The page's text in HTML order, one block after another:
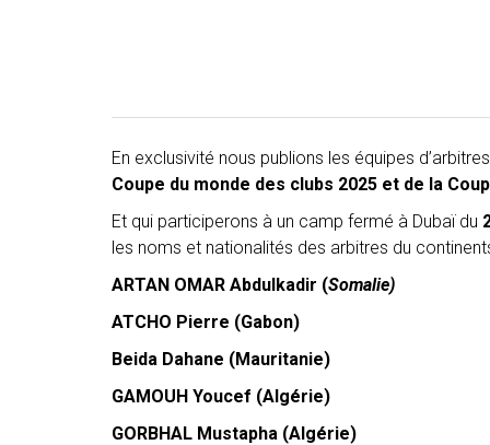
En exclusivité nous publions les équipes
Coupe du monde des clubs 2025 et de la
Et qui participerons à un camp fermé à Dubaï du
les noms et nationalités des arbitres du
ARTAN OMAR Abdulkadir (Somalie)
ATCHO Pierre (Gabon)
Beida Dahane (Mauritanie)
GAMOUH Youcef (Algérie)
GORBHAL Mustapha (Algérie)